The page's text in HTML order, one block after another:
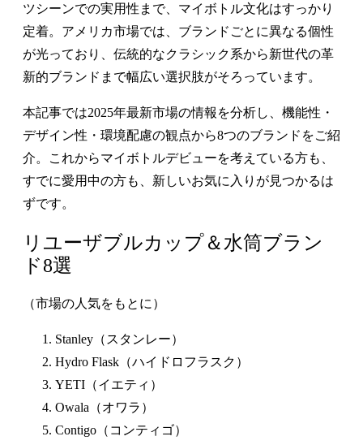
ツシーンでの実用性まで、マイボトル文化はすっかり
定着。アメリカ市場では、ブランドごとに異なる個性
が光っており、伝統的なクラシック系から新世代の革
新的ブランドまで幅広い選択肢がそろっています。
本記事では2025年最新市場の情報を分析し、機能性・
デザイン性・環境配慮の観点から8つのブランドをご紹
介。これからマイボトルデビューを考えている方も、
すでに愛用中の方も、新しいお気に入りが見つかるは
ずです。
リユーザブルカップ＆水筒ブラン
ド8選
（市場の人気をもとに）
Stanley（スタンレー）
Hydro Flask（ハイドロフラスク）
YETI（イエティ）
Owala（オワラ）
Contigo（コンティゴ）